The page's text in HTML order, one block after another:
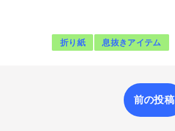
折り紙 息抜きアイテム
前の投稿